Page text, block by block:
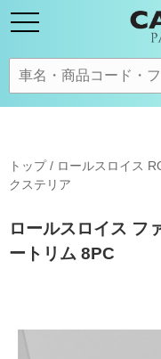
トップ/ ロールスロイス
クステリア
ロールスロイス フ
ートリム 8PC